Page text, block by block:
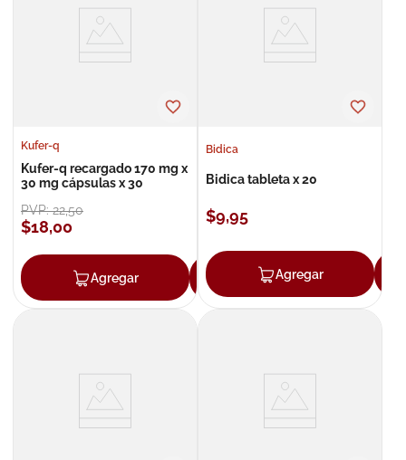
Kufer-q
Kufer-q recargado 170 mg x
30 mg cápsulas x 30
PVP:22,50
$18,00
Agregar Agregar
Bidica
Bidica tableta x 20
$9,95
Agregar
roche posay
nivea